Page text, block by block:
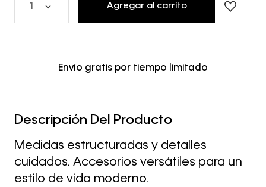
Agregar al carrito
Envío gratis por tiempo limitado
Descripción Del Producto
Medidas estructuradas y detalles
cuidados. Accesorios versátiles para un
estilo de vida moderno.